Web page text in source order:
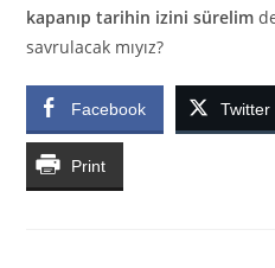
kapanıp tarihin izini sürelim
savrulacak mıyız?
Facebook Twitter
Print